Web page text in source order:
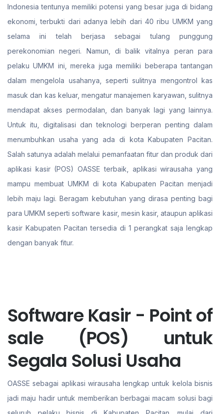
Indonesia tentunya memiliki potensi yang besar juga di bidang
ekonomi, terbukti dari adanya lebih dari 40 ribu UMKM yang
selama ini telah berjasa sebagai tulang punggung
perekonomian negeri. Namun, di balik vitalnya peran para
pelaku UMKM ini, mereka juga memiliki beberapa tantangan
dalam mengelola usahanya, seperti sulitnya mengontrol kas
masuk dan kas keluar, mengatur manajemen karyawan, sulitnya
mendapat akses permodalan, dan banyak lagi yang lainnya.
Untuk itu, digitalisasi dan teknologi berperan penting dalam
menumbuhkan usaha yang ada di kota Kabupaten Pacitan.
Salah satunya adalah melalui pemanfaatan fitur dan produk dari
aplikasi kasir (POS) OASSE terbaik, aplikasi wirausaha yang
mampu membuat UMKM di kota Kabupaten Pacitan menjadi
lebih maju lagi. Beragam kebutuhan yang dirasa penting bagi
para UMKM seperti software kasir, mesin kasir, ataupun aplikasi
kasir Kabupaten Pacitan tersedia di 1 perangkat saja lengkap
dengan banyak fitur.
Software Kasir - Point of
sale (POS) untuk
Segala Solusi Usaha
OASSE sebagai aplikasi wirausaha lengkap untuk kelola bisnis
jadi maju hadir untuk memberikan berbagai macam solusi bagi